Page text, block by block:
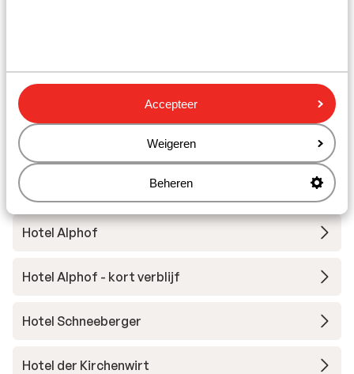
Accepteer
Weigeren
Beheren
Residenz Drachenstein Wildschönau
Erlebnishotel Bergkristall
Hotel Sonnschein
Hotel Alphof
Hotel Alphof - kort verblijf
Hotel Schneeberger
Hotel der Kirchenwirt